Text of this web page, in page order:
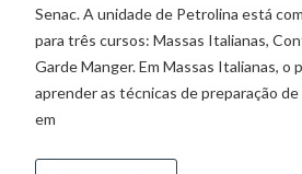
Senac. A unidade de Petrolina está
para três cursos: Massas Italianas,
Garde Manger. Em Massas Italianas, o
aprender as técnicas de preparação de
em